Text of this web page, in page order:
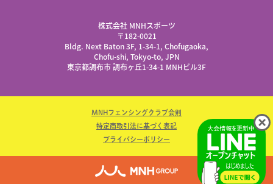
株式会社 MNHスポーツ
​〒182-0021
Bldg. Next Baton 3F, 1-34-1, Chofugaoka,
Chofu-shi, Tokyo-to, JPN
東京都調布市 調布ヶ丘1-34-1 MNHビル3F
MNHフェンシングクラブ会則
特定商取引法に基づく表記
プライバシーポリシー